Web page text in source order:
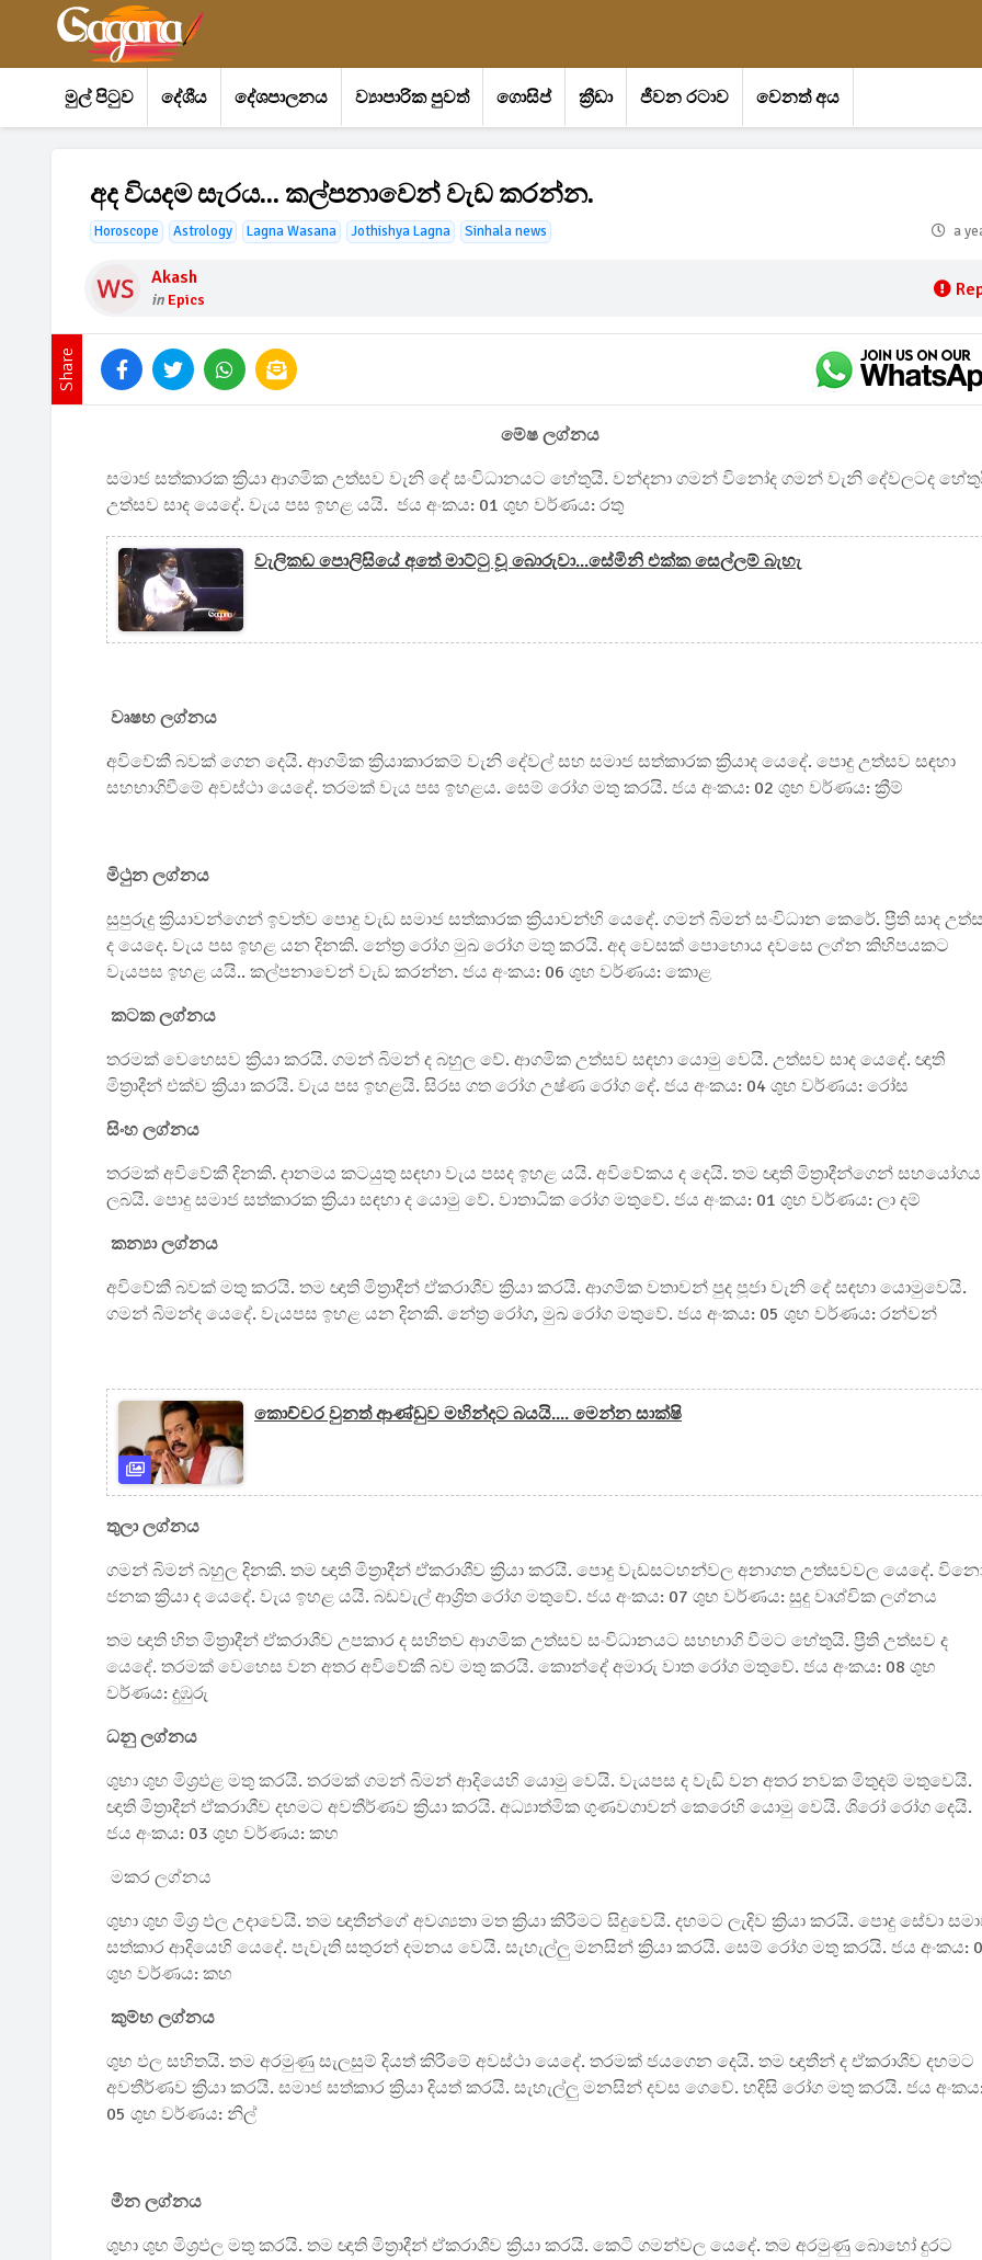
මුල් පිටුව දේශීය දේශපාලනය ව්‍යාපාරික පුවත් ගොසිප් ක්‍රීඩා ජීවන රටාව වෙනත් අය
අද වියදම සැරය... කල්පනාවෙන් වැඩ කරන්න.
Horoscope Astrology Lagna Wasana Jothishya Lagna Sinhala news a
Akash
in Epics
Share
මේෂ ලග්නය
සමාජ සත්කාරක ක්‍රියා ආගමික උත්සව වැනි දේ සංවිධානයට හේතුයි. වන්දනා ගමන් විනෝද ගමන් වැනි දේවලටද
උත්සව සාද යෙදේ. වැය පස ඉහළ යයි. ජය අංකය: 01 ශුභ වර්ණය: රතු
වැලිකඩ පොලිසියේ අතේ මාට්ටු වූ බොරුවා...සේමිනි එක්ක සෙල්ලම් බැහැ
වෘෂභ ලග්නය
අවිවේකී බවක් ගෙන දෙයි. ආගමික ක්‍රියාකාරකම් වැනි දේවල් සහ සමාජ සත්කාරක ක්‍රියාද යෙදේ. පොදු උත්සව සඳහා
සහභාගිවීමේ අවස්ථා යෙදේ. තරමක් වැය පස ඉහළය. සෙම් රෝග මතු කරයි. ජය අංකය: 02 ශුභ වර්ණය: ක්‍රීම්
මිථුන ලග්නය
සුපුරුදු ක්‍රියාවන්ගෙන් ඉවත්ව පොදු වැඩ සමාජ සත්කාරක ක්‍රියාවන්හි යෙදේ. ගමන් බිමන් සංවිධාන කෙරේ. ප්‍රීති සාද
ද යෙදෙ. වැය පස ඉහළ යන දිනකි. නේත්‍ර රෝග මුඛ රෝග මතු කරයි. අද වෙසක් පොහොය දවසෙ ලග්න කිහිපයකට
වැයපස ඉහළ යයි.. කල්පනාවෙන් වැඩ කරන්න. ජය අංකය: 06 ශුභ වර්ණය: කොළ
කටක ලග්නය
තරමක් වෙහෙසව ක්‍රියා කරයි. ගමන් බිමන් ද බහුල වේ. ආගමික උත්සව සඳහා යොමු වෙයි. උත්සව සාද යෙදේ. ඥාති
මිත්‍රාදීන් එක්ව ක්‍රියා කරයි. වැය පස ඉහළයි. සිරස ගත රෝග උෂ්ණ රෝග දේ. ජය අංකය: 04 ශුභ වර්ණය: රෝස
සිංහ ලග්නය
තරමක් අවිවේකී දිනකි. දානමය කටයුතු සඳහා වැය පසද ඉහළ යයි. අවිවේකය ද දෙයි. තම ඥාති මිත්‍රාදීන්ගෙන් සහයෝගය
ලබයි. පොදු සමාජ සත්කාරක ක්‍රියා සඳහා ද යොමු වේ. වාතාධික රෝග මතුවේ. ජය අංකය: 01 ශුභ වර්ණය: ලා දම්
කන්‍යා ලග්නය
අවිවේකී බවක් මතු කරයි. තම ඥාති මිත්‍රාදීන් ඒකරාශීව ක්‍රියා කරයි. ආගමික වතාවන් පුද පූජා වැනි දේ සඳහා යොමුවෙයි.
ගමන් බිමන්ද යෙදේ. වැයපස ඉහළ යන දිනකි. නේත්‍ර රෝග, මුඛ රෝග මතුවේ. ජය අංකය: 05 ශුභ වර්ණය: රන්වන්
කොච්චර වුනත් ආණ්ඩුව මහින්දට බයයි.... මෙන්න සාක්ෂි
තුලා ලග්නය
ගමන් බිමන් බහුල දිනකි. තම ඥාති මිත්‍රාදීන් ඒකරාශීව ක්‍රියා කරයි. පොදු වැඩසටහන්වල අනාගත උත්සවවල යෙදේ.
ජනක ක්‍රියා ද යෙදේ. වැය ඉහළ යයි. බඩවැල් ආශ්‍රිත රෝග මතුවේ. ජය අංකය: 07 ශුභ වර්ණය: සුදු වෘශ්චික ලග්නය
තම ඥාති හිත මිත්‍රාදීන් ඒකරාශීව උපකාර ද සහිතව ආගමික උත්සව සංවිධානයට සහභාගි වීමට හේතුයි. ප්‍රීති උත්සව ද
යෙදේ. තරමක් වෙහෙස වන අතර අවිවේකී බව මතු කරයි. කොන්දේ අමාරු වාත රෝග මතුවේ. ජය අංකය: 08 ශුභ
වර්ණය: දුඹුරු
ධනු ලග්නය
ශුභා ශුභ මිශ්‍රඵළ මතු කරයි. තරමක් ගමන් බිමන් ආදියෙහි යොමු වෙයි. වැයපස ද වැඩි වන අතර නවක මිතුදම් මතුවෙයි.
ඥාති මිත්‍රාදීන් ඒකරාශීව දහමට අවතීර්ණව ක්‍රියා කරයි. අධ්‍යාත්මික ගුණවගාවන් කෙරෙහි යොමු වෙයි. ශිරෝ රෝග දෙයි.
ජය අංකය: 03 ශුභ වර්ණය: කහ
මකර ලග්නය
ශුභා ශුභ මිශ්‍ර ඵල උදාවෙයි. තම ඥාතීන්ගේ අවශ්‍යතා මත ක්‍රියා කිරීමට සිදුවෙයි. දහමට ලැදිව ක්‍රියා කරයි. පොදු සේවා
සත්කාර ආදියෙහි යෙදේ. පැවැති සතුරන් දමනය වෙයි. සැහැල්ලු මනසින් ක්‍රියා කරයි. සෙම් රෝග මතු කරයි. ජය අංකය:
ශුභ වර්ණය: කහ
කුම්භ ලග්නය
ශුභ ඵල සහිතයි. තම අරමුණු සැලසුම් දියත් කිරීමේ අවස්ථා යෙදේ. තරමක් ජයගෙන දෙයි. තම ඥාතීන් ද ඒකරාශීව දහමට
අවතීර්ණව ක්‍රියා කරයි. සමාජ සත්කාර ක්‍රියා දියත් කරයි. සැහැල්ලු මනසින් දවස ගෙවේ. හදිසි රෝග මතු කරයි. ජය
05 ශුභ වර්ණය: නිල්
මීන ලග්නය
ශුභා ශුභ මිශ්‍රඵල මතු කරයි. තම ඥාති මිත්‍රාදීන් ඒකරාශීව ක්‍රියා කරයි. කෙටි ගමන්වල යෙදේ. තම අරමුණු බොහෝ දුරට